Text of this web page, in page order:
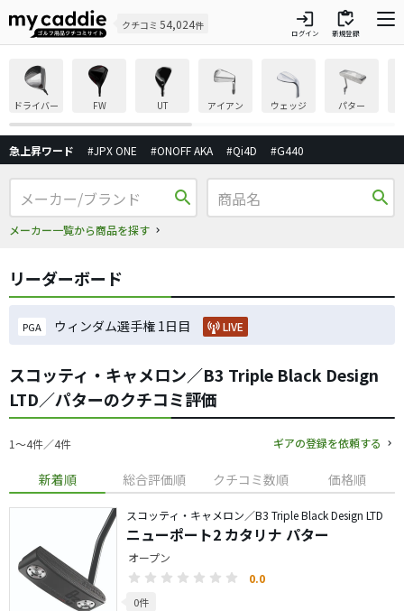
クチコミ 54,024件 login
ログイン
inventory
新規登録
ドライバー FW UT アイアン ウェッジ パター
急上昇ワード #JPX ONE #ONOFF AKA #Qi4D #G440
search
メーカー一覧から商品を探す
search
リーダーボード
PGA ウィンダム選手権 1日目 LIVE
スコッティ・キャメロン／B3 Triple Black Design
LTD／パターのクチコミ評価
1〜4件／4件 ギアの登録を依頼する
新着順 総合評価順 クチコミ数順 価格順
スコッティ・キャメロン／B3 Triple Black Design LTD
ニューポート2 カタリナ パター
オープン
0.0
0件